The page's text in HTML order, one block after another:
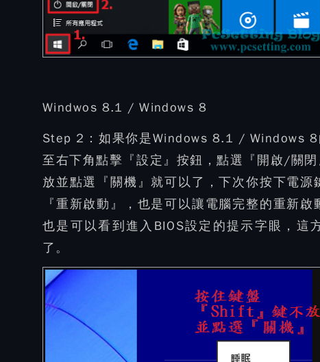
Windwos 8.1 / Windows 8
Step 2： 如果你是Windows 8.1 / Windows 8
至右下角點擊『設定』按鈕，點選『開啟/關
放並點選『關機』就可以了，下次你按下電
『重新啟動』，也是可以讓電腦完整的重新
也是可以看到進入BIOS設定的提示字眼，這
了。